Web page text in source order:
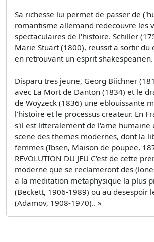
Sa richesse lui permet de passer de
romantisme allemand redecouvre les
spectaculaires de l'histoire. Schiller
Marie Stuart (1800), reussit a sortir du
en retrouvant un esprit shakespearien.
Disparu tres jeune, Georg Biichner
avec La Mort de Danton (1834) et le
de Woyzeck (1836) une eblouissante
l'histoire et le processus createur. En
s'il est litteralement de l'ame humaine
scene des themes modernes, dont la
femmes (Ibsen, Maison de poupee,
REVOLUTION DU JEU C'est de cette
moderne que se reclameront des
a la meditation metaphysique la plus
(Beckett, 1906-1989) ou au desespoir
(Adamov, 1908-1970).. »